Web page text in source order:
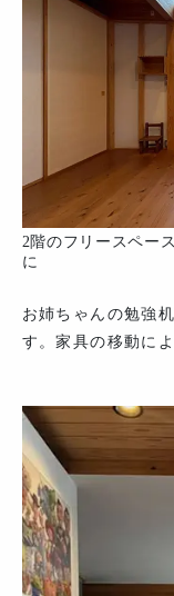
2階のフリースペー
に
お姉ちゃんの勉強
す。家具の移動に